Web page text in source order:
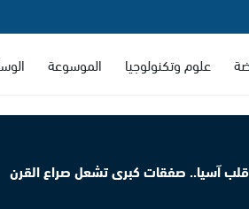
علوم وتكنولوجيا الموسوعة
آسيا.. صفقات كبرى تشعل صراع القرن